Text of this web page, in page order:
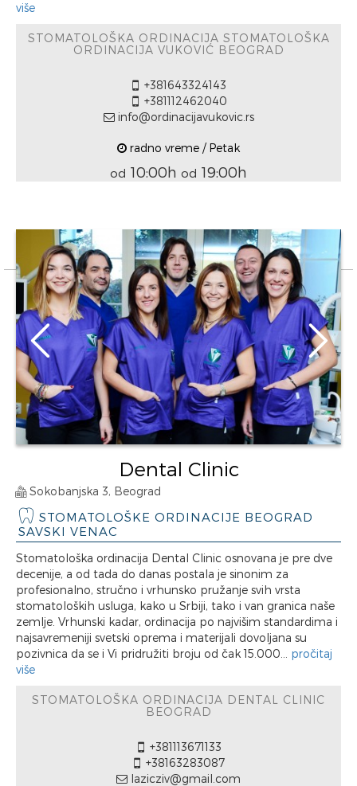
više
STOMATOLOŠKA ORDINACIJA STOMATOLOŠKA
ORDINACIJA VUKOVIĆ BEOGRAD
+381643324143
+381112462040
info@ordinacijavukovic.rs
radno vreme / Petak
od 10:00h od 19:00h
Dental Clinic
Sokobanjska 3, Beograd
STOMATOLOŠKE ORDINACIJE BEOGRAD
SAVSKI VENAC
Stomatološka ordinacija Dental Clinic osnovana je pre dve
decenije, a od tada do danas postala je sinonim za
profesionalno, stručno i vrhunsko pružanje svih vrsta
stomatoloških usluga, kako u Srbiji, tako i van granica naše
zemlje. Vrhunski kadar, ordinacija po najvišim standardima i
najsavremeniji svetski oprema i materijali dovoljana su
pozivnica da se i Vi pridružiti broju od čak 15.000... pročitaj
više
STOMATOLOŠKA ORDINACIJA DENTAL CLINIC
BEOGRAD
+381113671133
+38163283087
lazicziv@gmail.com